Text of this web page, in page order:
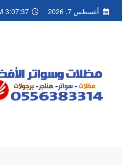
التجاوز أغسطس 7, 2026 3:07:39 AM